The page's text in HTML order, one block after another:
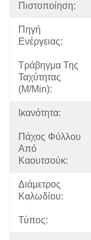
Πιστοποίηση:
Πηγή
Ενέργειας:
Τράβηγμα Της
Ταχύτητας
(m/min):
Ικανότητα:
Πάχος Φύλλου
Από
Καουτσούκ:
Διάμετρος
Καλωδίου:
Τύπος: